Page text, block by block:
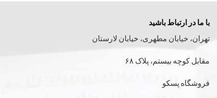
با ما در ارتباط باشید
تهران، خیابان مطهری، خیابان لارستان
مقابل کوچه بیستم، پلاک ۶۸
فروشگاه پسکو